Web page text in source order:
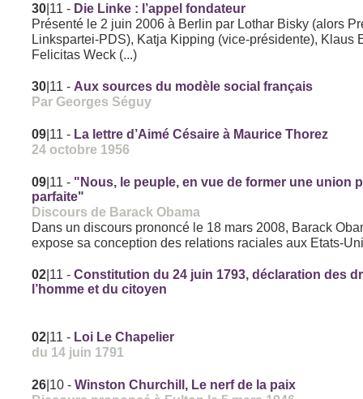
30 |11 - Die Linke : l’appel fondateur
Présenté le 2 juin 2006 à Berlin par Lothar Bisky (alors
Linkspartei-PDS), Katja Kipping (vice-présidente), Klaus
Felicitas Weck (...)
30 |11 - Aux sources du modèle social français
Par Georges Séguy
09 |11 - La lettre d’Aimé Césaire à Maurice Thorez
24 octobre 1956
09 |11 - "Nous, le peuple, en vue de former une union
parfaite"
Discours de Barack Obama
Dans un discours prononcé le 18 mars 2008, Barack
expose sa conception des relations raciales aux Etats-
02 |11 -Constitution du 24 juin 1793, déclaration des
l’homme et du citoyen
02 |11 - Loi Le Chapelier
du 14 juin 1791
26 |10 -Winston Churchill, Le nerf de la paix